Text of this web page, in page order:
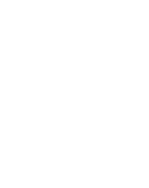
manipulace